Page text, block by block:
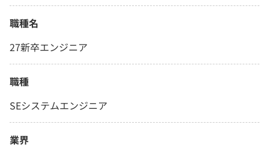
職種名
27新卒エンジニア
職種
SEシステムエンジニア
業界